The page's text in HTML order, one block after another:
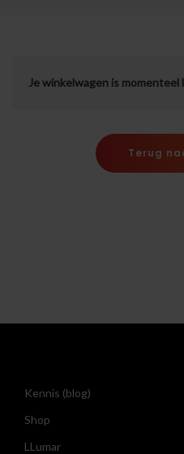
Je winkelwagen is momenteel
Terug
Kennis (blog)
Shop
LLumar